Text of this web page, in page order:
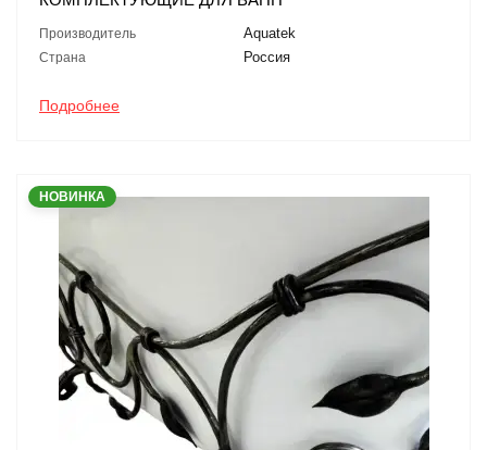
Производитель Aquatek
Страна Россия
Подробнее
НОВИНКА